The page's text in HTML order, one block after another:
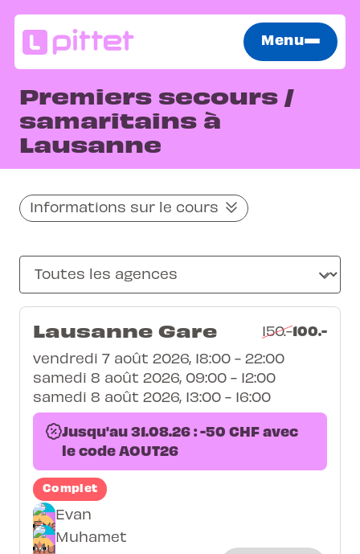
Menu
Premiers secours /
samaritains à
Lausanne
Informations sur le cours
Lausanne Gare 150.-100.-
vendredi 7 août 2026, 18:00 - 22:00
samedi 8 août 2026, 09:00 - 12:00
samedi 8 août 2026, 13:00 - 16:00
Jusqu'au 31.08.26 : -50 CHF avec
le code AOUT26
Complet
Evan
Muhamet